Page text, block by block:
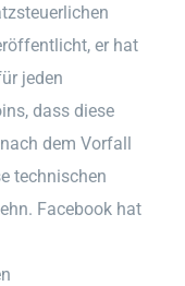
er hat
jeden
dass diese
dem Vorfall
technischen
Facebook hat